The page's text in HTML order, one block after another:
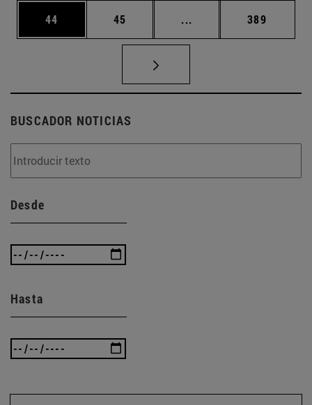
Página
44 Página
45 ... Páginas intermedias
Página
389
BUSCADOR NOTICIAS
Desde
Hasta